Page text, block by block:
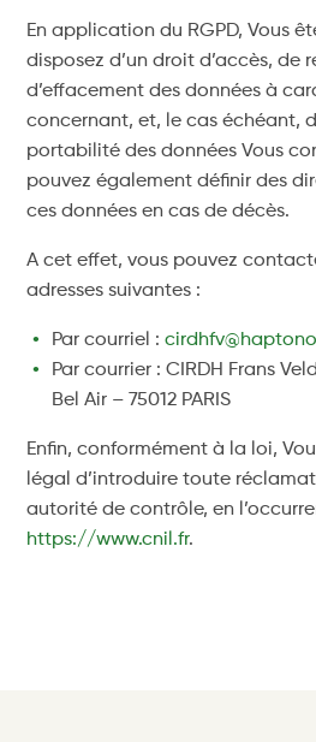
En application du RGPD, Vous
disposez d’un droit d’accès, de
d’effacement des données à
concernant, et, le cas échéant,
portabilité des données Vous
pouvez également définir des
ces données en cas de décès.
A cet effet, vous pouvez
adresses suivantes :
Par courriel :
Par courrier : CIRDH Frans
Bel Air – 75012 PARIS
Enfin, conformément à la loi,
légal d’introduire toute
autorité de contrôle, en
https://www.cnil.fr.